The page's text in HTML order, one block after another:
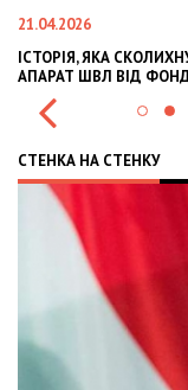
21.04.2026
ІСТОРІЯ, ЯКА
АПАРАТ ШВЛ ВІД
СТЕНКА НА СТЕНКУ